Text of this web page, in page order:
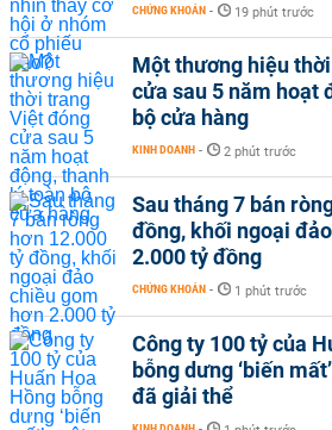
CHỨNG KHOÁN - 19 phút trước
Một thương hiệu
cửa sau 5 năm hoạt
bộ cửa hàng
KINH DOANH - 2 phút trước
Sau tháng 7 bán
đồng, khối ngoại
2.000 tỷ đồng
CHỨNG KHOÁN - 1 phút trước
Công ty 100 tỷ của
bỗng dưng ‘biến
đã giải thể